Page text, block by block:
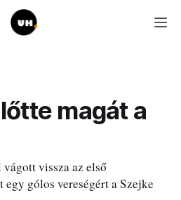
magát a
vissza az első
gólos vereségért a Szejke